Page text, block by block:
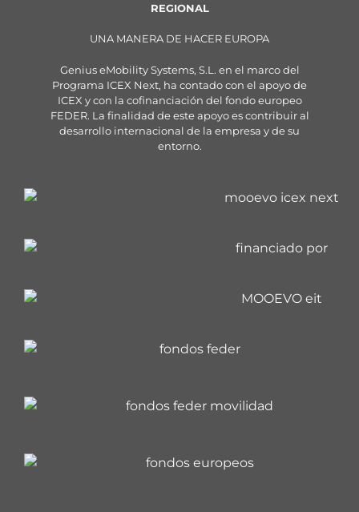
REGIONAL
UNA MANERA DE HACER EUROPA
Genius eMobility Systems, S.L. en el marco del
Programa ICEX Next, ha contado con el apoyo de
ICEX y con la cofinanciación del fondo europeo
FEDER. La finalidad de este apoyo es contribuir al
desarrollo internacional de la empresa y de su
entorno.